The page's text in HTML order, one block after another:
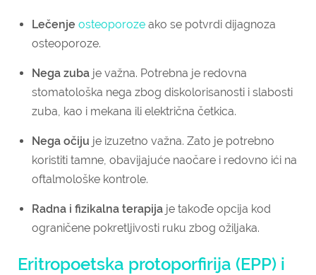
Lečenje osteoporoze ako se potvrdi dijagnoza
osteoporoze.
Nega zuba je važna. Potrebna je redovna
stomatološka nega zbog diskolorisanosti i slabosti
zuba, kao i mekana ili električna četkica.
Nega očiju je izuzetno važna. Zato je potrebno
koristiti tamne, obavijajuće naočare i redovno ići na
oftalmološke kontrole.
Radna i fizikalna terapija je takođe opcija kod
ograničene pokretljivosti ruku zbog ožiljaka.
Eritropoetska protoporfirija (EPP) i